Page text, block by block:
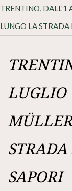
TRENTINO, DALL’1
LUNGO LA
LUGLIO
SAPORI